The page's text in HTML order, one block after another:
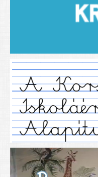
2018/2019 tanév
2019/2020-as tanév
Pályázataink
SIHU
EFOP 325
TÁMOP
TIOP
Határtalanul